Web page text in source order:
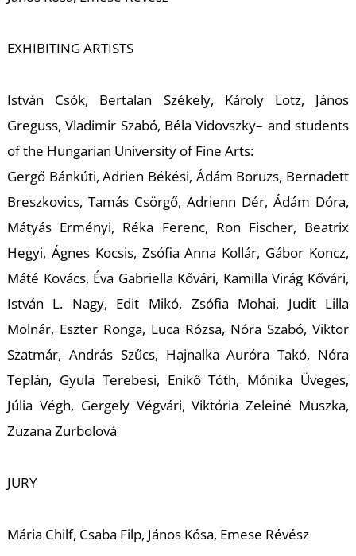
EXHIBITING ARTISTS
István Csók, Bertalan Székely, Károly Lotz, János
Greguss, Vladimir Szabó, Béla Vidovszky– and students
of the Hungarian University of Fine Arts:
Gergő Bánkúti, Adrien Békési, Ádám Boruzs, Bernadett
Breszkovics, Tamás Csörgő, Adrienn Dér, Ádám Dóra,
Mátyás Erményi, Réka Ferenc, Ron Fischer, Beatrix
Hegyi, Ágnes Kocsis, Zsófia Anna Kollár, Gábor Koncz,
Máté Kovács, Éva Gabriella Kővári, Kamilla Virág Kővári,
István L. Nagy, Edit Mikó, Zsófia Mohai, Judit Lilla
Molnár, Eszter Ronga, Luca Rózsa, Nóra Szabó, Viktor
Szatmár, András Szűcs, Hajnalka Auróra Takó, Nóra
Teplán, Gyula Terebesi, Enikő Tóth, Mónika Üveges,
Júlia Végh, Gergely Végvári, Viktória Zeleiné Muszka,
Zuzana Zurbolová
JURY
Mária Chilf, Csaba Filp, János Kósa, Emese Révész